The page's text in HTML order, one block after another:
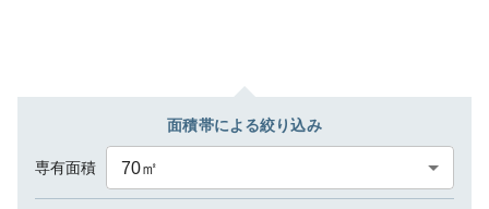
面積帯による絞り込み
専有面積 70㎡